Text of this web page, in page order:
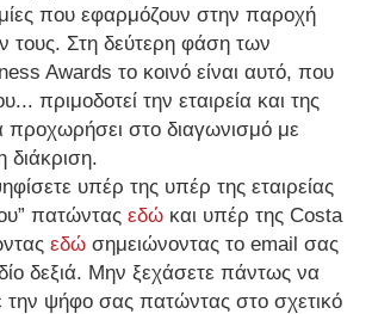
που εφαρμόζουν στην παροχή
τους. Στη δεύτερη φάση των
Awards το κοινό είναι αυτό, που
πριμοδοτεί την εταιρεία και της
προχωρήσει στο διαγωνισμό με
διάκριση.
υπέρ της υπέρ της εταιρείας
πατώντας εδώ και υπέρ της Costa
εδώ σημειώνοντας το email σας
δεξιά. Μην ξεχάσετε πάντως να
την ψήφο σας πατώντας στο σχετικό